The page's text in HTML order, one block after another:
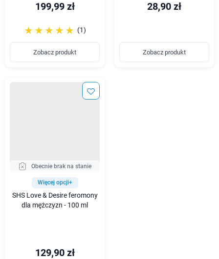
199,99 zł
☆☆☆☆☆
★★★★★ (1)
Zobacz produkt
28,90 zł
Zobacz produkt
Obecnie brak na stanie
Więcej opcji+
SHS Love & Desire feromony
dla mężczyzn - 100 ml
129,90 zł